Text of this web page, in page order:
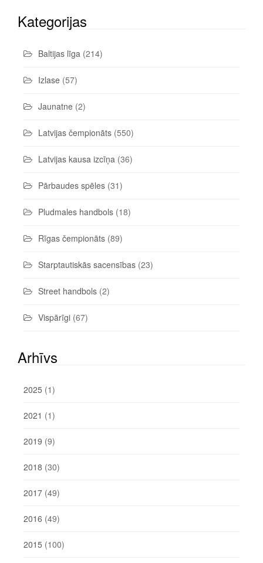
Kategorijas
Baltijas līga (214)
Izlase (57)
Jaunatne (2)
Latvijas čempionāts (550)
Latvijas kausa izcīņa (36)
Pārbaudes spēles (31)
Pludmales handbols (18)
Rīgas čempionāts (89)
Starptautiskās sacensības (23)
Street handbols (2)
Vispārīgi (67)
Arhīvs
2025 (1)
2021 (1)
2019 (9)
2018 (30)
2017 (49)
2016 (49)
2015 (100)